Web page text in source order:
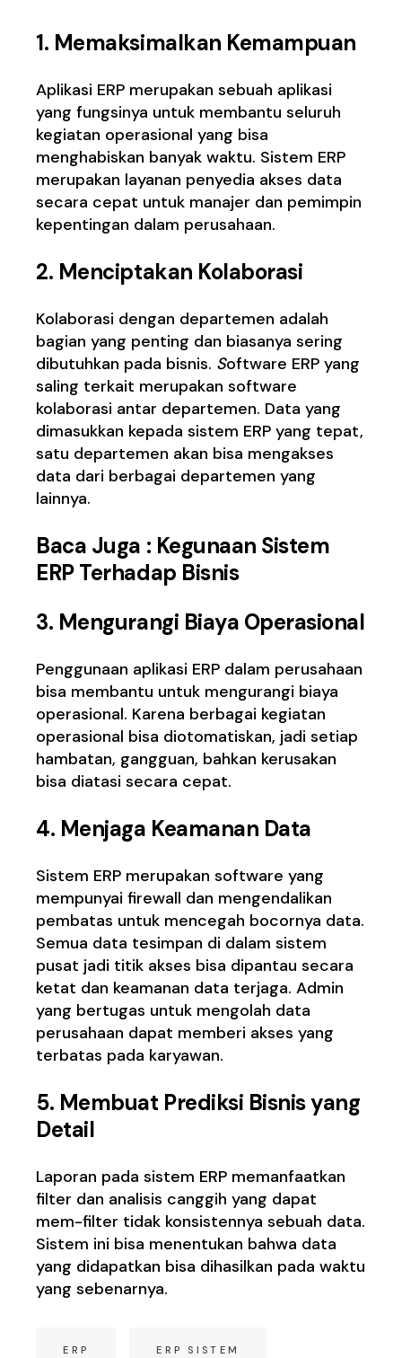
1. Memaksimalkan Kemampuan
Aplikasi ERP merupakan sebuah aplikasi
yang fungsinya untuk membantu seluruh
kegiatan operasional yang bisa
menghabiskan banyak waktu. Sistem ERP
merupakan layanan penyedia akses data
secara cepat untuk manajer dan pemimpin
kepentingan dalam perusahaan.
2. Menciptakan Kolaborasi
Kolaborasi dengan departemen adalah
bagian yang penting dan biasanya sering
dibutuhkan pada bisnis. Software ERP yang
saling terkait merupakan software
kolaborasi antar departemen. Data yang
dimasukkan kepada sistem ERP yang tepat,
satu departemen akan bisa mengakses
data dari berbagai departemen yang
lainnya.
Baca Juga : Kegunaan Sistem
ERP Terhadap Bisnis
3. Mengurangi Biaya Operasional
Penggunaan aplikasi ERP dalam perusahaan
bisa membantu untuk mengurangi biaya
operasional. Karena berbagai kegiatan
operasional bisa diotomatiskan, jadi setiap
hambatan, gangguan, bahkan kerusakan
bisa diatasi secara cepat.
4. Menjaga Keamanan Data
Sistem ERP merupakan software yang
mempunyai firewall dan mengendalikan
pembatas untuk mencegah bocornya data.
Semua data tesimpan di dalam sistem
pusat jadi titik akses bisa dipantau secara
ketat dan keamanan data terjaga. Admin
yang bertugas untuk mengolah data
perusahaan dapat memberi akses yang
terbatas pada karyawan.
5. Membuat Prediksi Bisnis yang
Detail
Laporan pada sistem ERP memanfaatkan
filter dan analisis canggih yang dapat
mem-filter tidak konsistennya sebuah data.
Sistem ini bisa menentukan bahwa data
yang didapatkan bisa dihasilkan pada waktu
yang sebenarnya.
ERP ERP SISTEM